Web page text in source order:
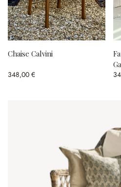
Chaise Calvini
348,00 €